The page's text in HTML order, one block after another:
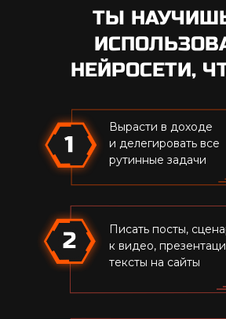
ТЫ
НЕЙРОСЕТИ,
Вырасти в доходе
и делегировать все
рутинные задачи
Писать посты,
к видео,
тексты на сайты
2